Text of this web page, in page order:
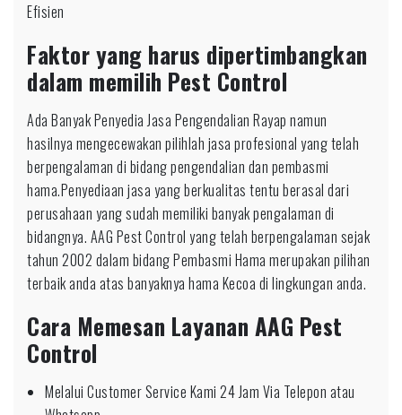
Efisien
Faktor yang harus dipertimbangkan
dalam memilih Pest Control
Ada Banyak Penyedia Jasa Pengendalian Rayap namun
hasilnya mengecewakan pilihlah jasa profesional yang telah
berpengalaman di bidang pengendalian dan pembasmi
hama.Penyediaan jasa yang berkualitas tentu berasal dari
perusahaan yang sudah memiliki banyak pengalaman di
bidangnya. AAG Pest Control yang telah berpengalaman sejak
tahun 2002 dalam bidang Pembasmi Hama merupakan pilihan
terbaik anda atas banyaknya hama Kecoa di lingkungan anda.
Cara Memesan Layanan AAG Pest
Control
Melalui Customer Service Kami 24 Jam Via Telepon atau